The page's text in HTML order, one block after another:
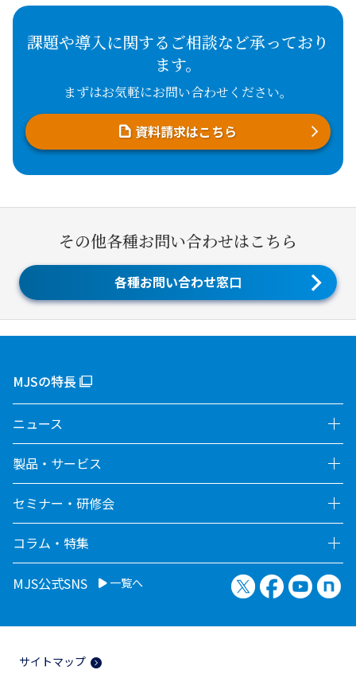
課題や導入に関するご相談など承っており
ます。
まずはお気軽にお問い合わせください。
資料請求はこちら
その他各種お問い合わせはこちら
各種お問い合わせ窓口
MJSの特長
ニュース
製品・サービス
セミナー・研修会
コラム・特集
MJS公式SNS 一覧へ X（旧Twitter）
Facebook
サイトマップ